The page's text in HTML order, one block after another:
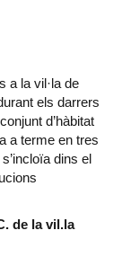
a la vil·la de
els darrers
d’hàbitat
a terme en tres
dins el
de la vil.la